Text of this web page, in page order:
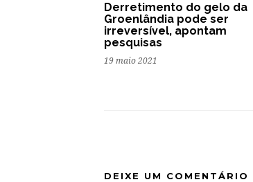
Derretimento do gelo da
Groenlândia pode ser
irreversível, apontam
pesquisas
19 maio 2021
DEIXE UM COMENTÁRIO